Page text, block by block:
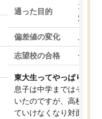
通った目的
大学
対策
偏差値の変化
志望校の合格 合格
東大生ってやっぱりすご
息子は中学まではそこそ
いたのですが、高校に入
ていけなくなり対面の塾